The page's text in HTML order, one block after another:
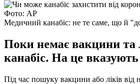
Фото: АР
Медичний канабіс: не те саме, що й
Поки немає вакцини та
канабіс. На це
Під час пошуку вакцини або ліків від